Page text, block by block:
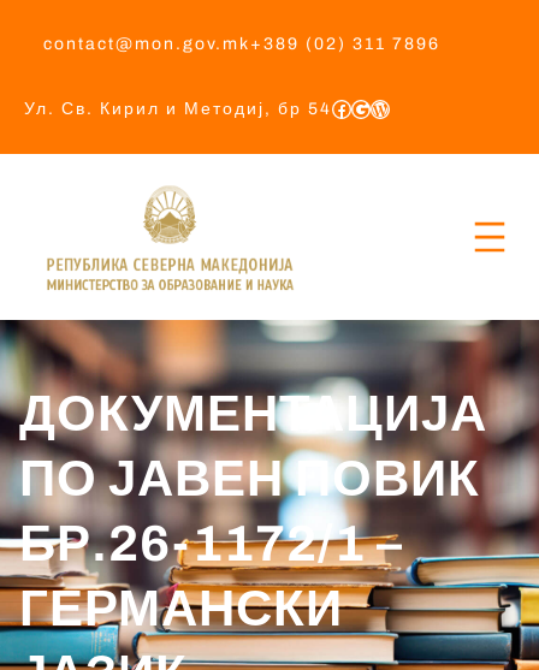
contact@mon.gov.mk +389 (02) 311 7896
Ул. Св. Кирил и Методиј, бр 54
ДОКУМЕНТАЦИЈА
ПО ЈАВЕН ПОВИК
БР.26-1172/1 –
ГЕРМАНСКИ